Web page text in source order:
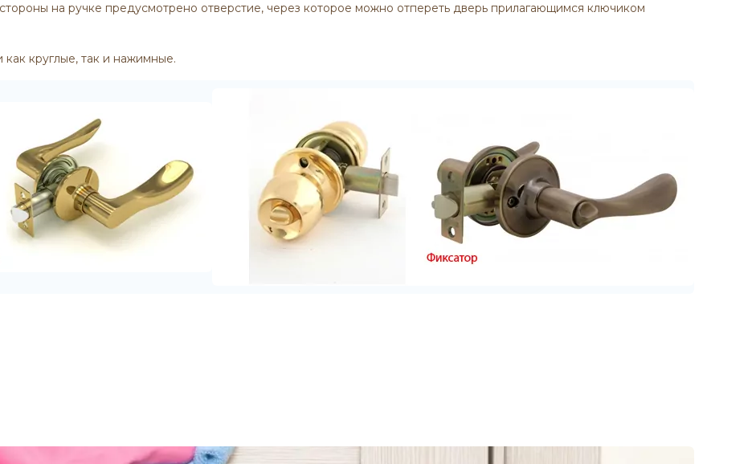
на ручке предусмотрено отверстие, через которое можно отпереть дверь прилагающимся ключиком
круглые, так и нажимные.